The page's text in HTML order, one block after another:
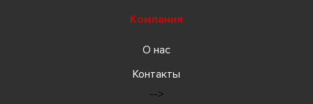
Компания
О нас
Контакты
-->